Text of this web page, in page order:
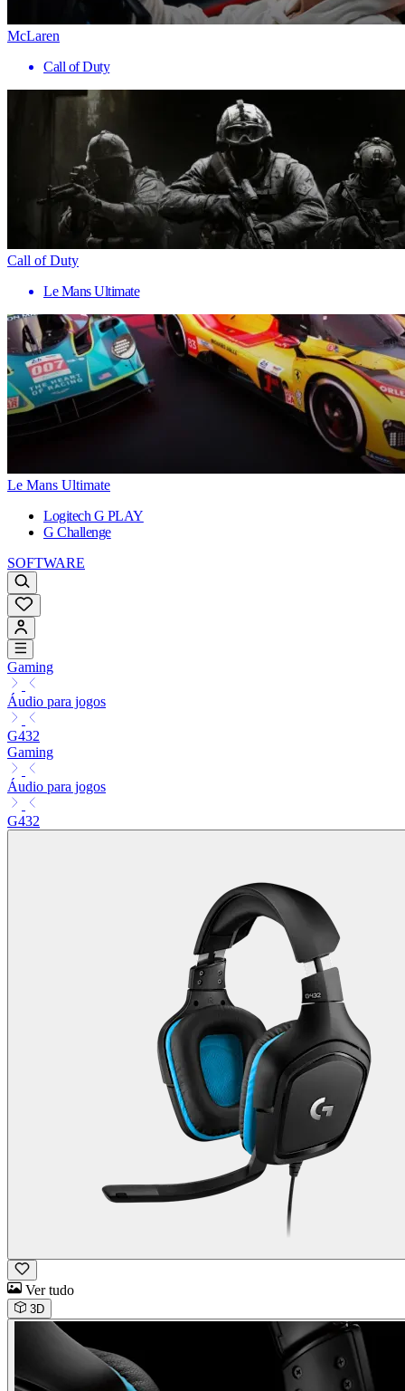
McLaren
Call of Duty
Call of Duty
Le Mans Ultimate
Le Mans Ultimate
Logitech G PLAY
G Challenge
SOFTWARE
Gaming
Áudio para jogos
G432
Gaming
Áudio para jogos
G432
Ver tudo
3D